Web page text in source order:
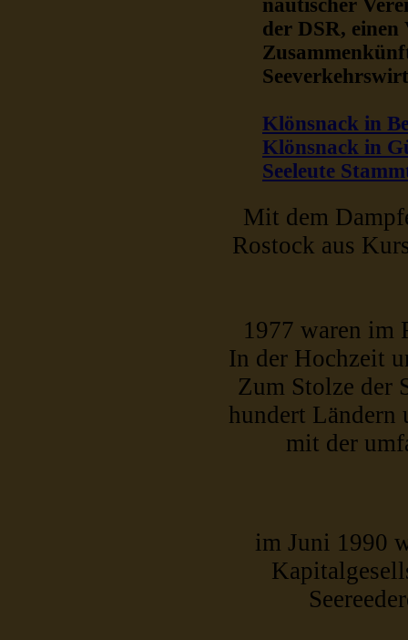
nautischer
der DSR,
Klönsnack in
Klönsnack in
Seeleute
Mit dem
Rostock aus
1977 waren im
In der Hochzeit
Zum Stolze der
hundert Ländern
mit der
im Juni 1990